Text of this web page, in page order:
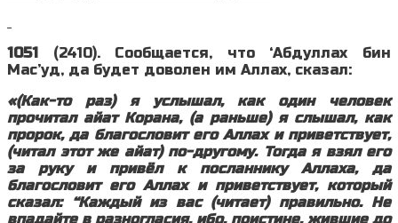
1051 (2410). Сообщается, что ‘Абдуллах бин
Мас’уд, да будет доволен им Аллах, сказал:
«(Как-то раз) я услышал, как один человек
прочитал айат Корана, (а раньше) я слышал, как
пророк, да благословит его Аллах и приветствует,
(читал этот же айат) по-другому. Тогда я взял его
за руку и привёл к посланнику Аллаха, да
благословит его Аллах и приветствует, который
сказал: “Каждый из вас (читает) правильно. Не
впадайте в разногласия, ибо, поистине, жившие до